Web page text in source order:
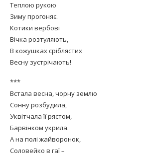
Теплою рукою
Зиму прогоняє.
Котики вербові
Вічка розтуляють,
В кожушках сріблястих
Весну зустрічають!
***
Встала весна, чорну землю
Сонну розбудила,
Уквітчала її рястом,
Барвінком укрила.
А на полі жайворонок,
Соловейко в гаї –